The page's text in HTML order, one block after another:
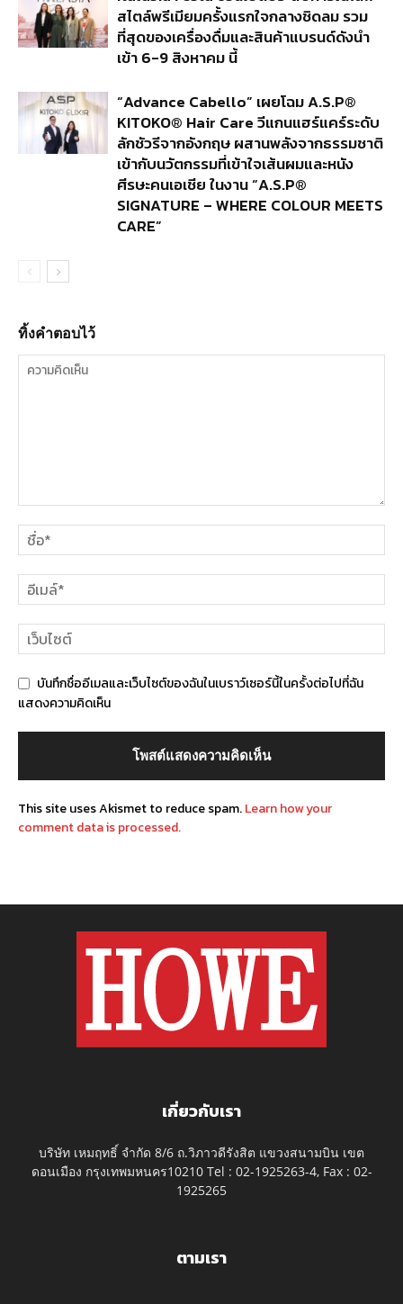
สไตล์พรีเมียมครั้งแรกใจกลางชิดลม รวม
ที่สุดของเครื่องดื่มและสินค้าแบรนด์ดังนำ
เข้า 6-9 สิงหาคม นี้
“Advance Cabello” เผยโฉม A.S.P®
KITOKO® Hair Care วีแกนแฮร์แคร์ระดับ
ลักชัวรีจากอังกฤษ ผสานพลังจากธรรมชาติ
เข้ากับนวัตกรรมที่เข้าใจเส้นผมและหนัง
ศีรษะคนเอเชีย ในงาน “A.S.P®
SIGNATURE – WHERE COLOUR MEETS
CARE”
ทิ้งคำตอบไว้
บันทึกชื่ออีเมลและเว็บไซต์ของฉันในเบราว์เซอร์นี้ในครั้งต่อไปที่ฉัน
แสดงความคิดเห็น
This site uses Akismet to reduce spam.Learn how your
comment data is processed.
เกี่ยวกับเรา
บริษัท เหมฤทธิ์ จำกัด 8/6 ถ.วิภาวดีรังสิต แขวงสนามบิน เขต
ดอนเมือง กรุงเทพมหนคร10210 Tel : 02-1925263-4, Fax : 02-
1925265
ตามเรา